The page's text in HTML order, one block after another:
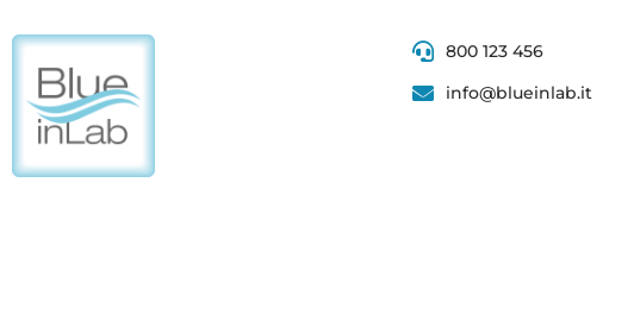
800 123 456
info@blueinlab.it